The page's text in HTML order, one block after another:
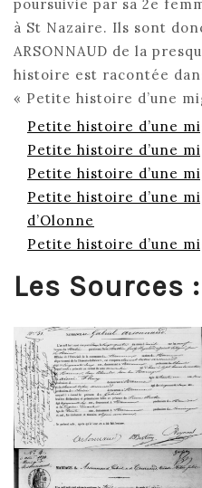
poursuivie par sa 2e
à St Nazaire. Ils sont
ARSONNAUD de la
histoire est racontée
« Petite histoire d’une
Petite histoire d’une
Petite histoire d’une
Petite histoire d’une
Petite histoire d’une
d’Olonne
Petite histoire d’une
Les Sources :